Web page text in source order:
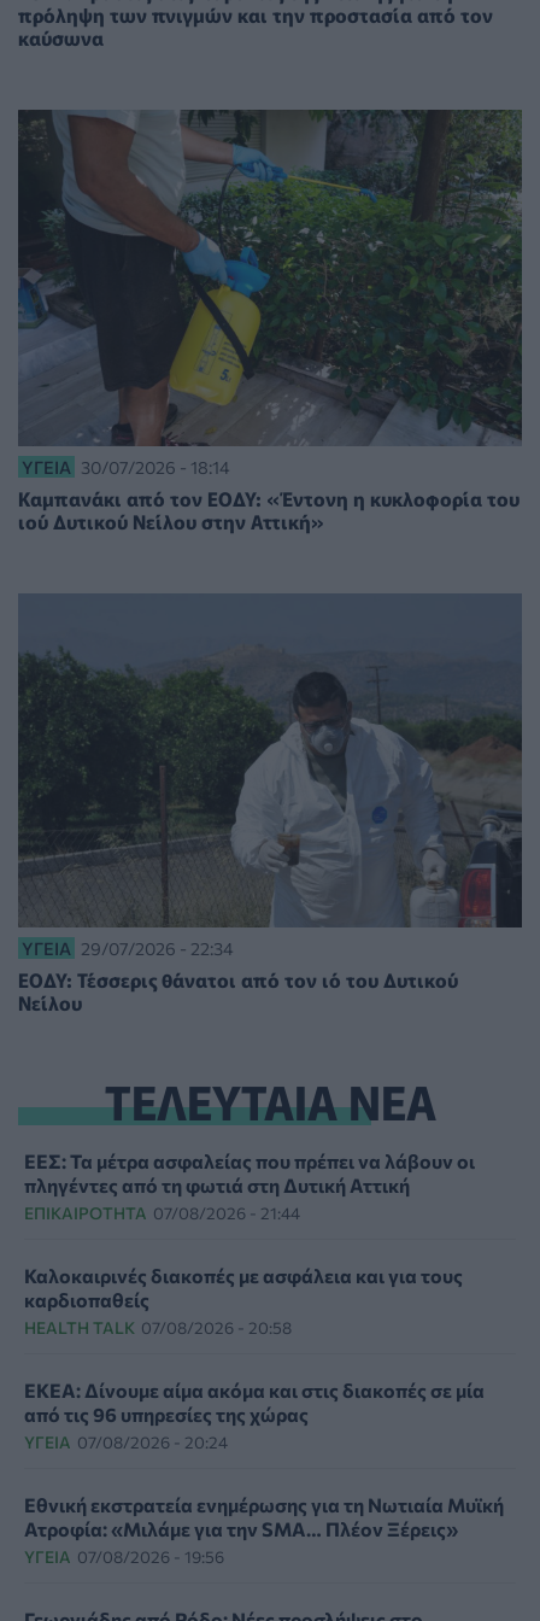
πρόληψη των πνιγμών και την προστασία από τον
καύσωνα
ΥΓΕΊΑ 30/07/2026 - 18:14
Καμπανάκι από τον ΕΟΔΥ: «Έντονη η κυκλοφορία του
ιού Δυτικού Νείλου στην Αττική»
ΥΓΕΊΑ 29/07/2026 - 22:34
ΕΟΔΥ: Τέσσερις θάνατοι από τον ιό του Δυτικού
Νείλου
ΤΕΛΕΥΤΑΙΑ ΝΕΑ
ΕΕΣ: Τα μέτρα ασφαλείας που πρέπει να λάβουν οι
πληγέντες από τη φωτιά στη Δυτική Αττική
ΕΠΙΚΑΙΡΌΤΗΤΑ 07/08/2026 - 21:44
Καλοκαιρινές διακοπές με ασφάλεια και για τους
καρδιοπαθείς
HEALTH TALK 07/08/2026 - 20:58
ΕΚΕΑ: Δίνουμε αίμα ακόμα και στις διακοπές σε μία
από τις 96 υπηρεσίες της χώρας
ΥΓΕΊΑ 07/08/2026 - 20:24
Εθνική εκστρατεία ενημέρωσης για τη Νωτιαία Μυϊκή
Ατροφία: «Μιλάμε για την SMA… Πλέον Ξέρεις»
ΥΓΕΊΑ 07/08/2026 - 19:56